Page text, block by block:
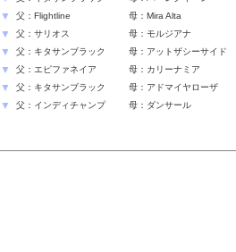
▼ 父：Flightline 母：Mira Alta
▼ 父：サリオス 母：モルジアナ
▼ 父：キタサンブラック 母：アットザシーサイド
▼ 父：エピファネイア 母：カリーナミア
▼ 父：キタサンブラック 母：アドマイヤローザ
▼ 父：インディチャンプ 母：ダンサール